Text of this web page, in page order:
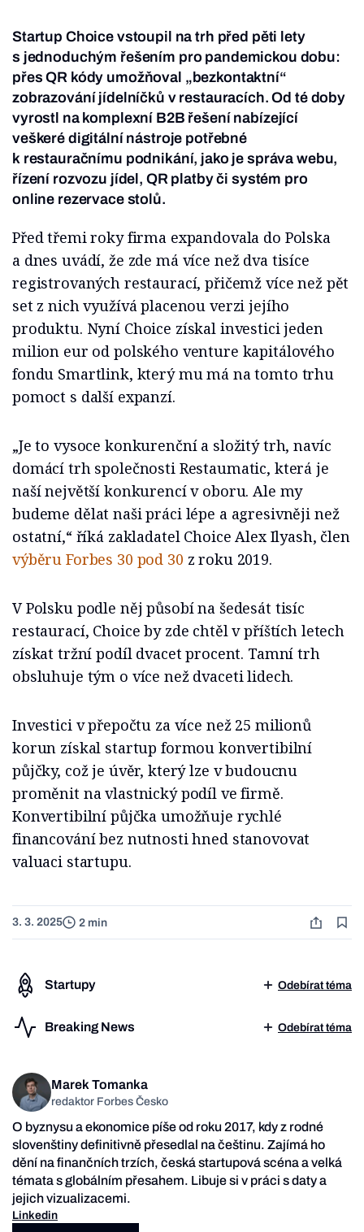
Startup Choice vstoupil na trh před pěti lety
s jednoduchým řešením pro pandemickou dobu:
přes QR kódy umožňoval „bezkontaktní“
zobrazování jídelníčků v restauracích. Od té doby
vyrostl na komplexní B2B řešení nabízející
veškeré digitální nástroje potřebné
k restauračnímu podnikání, jako je správa webu,
řízení rozvozu jídel, QR platby či systém pro
online rezervace stolů.
Před třemi roky firma expandovala do Polska
a dnes uvádí, že zde má více než dva tisíce
registrovaných restaurací, přičemž více než pět
set z nich využívá placenou verzi jejího
produktu. Nyní Choice získal investici jeden
milion eur od polského venture kapitálového
fondu Smartlink, který mu má na tomto trhu
pomoct s další expanzí.
„Je to vysoce konkurenční a složitý trh, navíc
domácí trh společnosti Restaumatic, která je
naší největší konkurencí v oboru. Ale my
budeme dělat naši práci lépe a agresivněji než
ostatní,“ říká zakladatel Choice Alex Ilyash, člen
výběru Forbes 30 pod 30 z roku 2019.
V Polsku podle něj působí na šedesát tisíc
restaurací, Choice by zde chtěl v příštích letech
získat tržní podíl dvacet procent. Tamní trh
obsluhuje tým o více než dvaceti lidech.
Investici v přepočtu za více než 25 milionů
korun získal startup formou konvertibilní
půjčky, což je úvěr, který lze v budoucnu
proměnit na vlastnický podíl ve firmě.
Konvertibilní půjčka umožňuje rychlé
financování bez nutnosti hned stanovovat
valuaci startupu.
3. 3. 2025 2 min
Startupy Odebírat téma
Breaking News Odebírat téma
Marek Tomanka
redaktor Forbes Česko
O byznysu a ekonomice píše od roku 2017, kdy z rodné
slovenštiny definitivně přesedlal na češtinu. Zajímá ho
dění na finančních trzích, česká startupová scéna a velká
témata s globálním přesahem. Libuje si v práci s daty a
jejich vizualizacemi.
Linkedin